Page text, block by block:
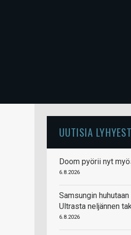
UUTISIA
Doom pyörii nyt
6.8.2026
Samsungin
Ultrasta neljännen
6.8.2026